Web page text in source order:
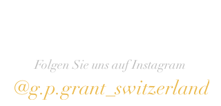
Folgen Sie uns auf Instagram
@g.p.grant_switzerland